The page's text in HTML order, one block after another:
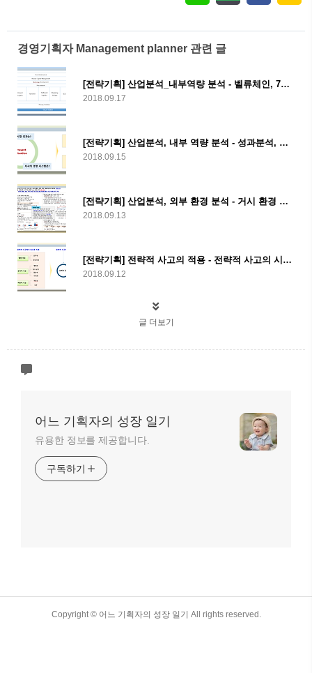
경영기획자 Management planner 관련 글
[전략기획] 산업분석_내부역량 분석 - 벨류체인, 7S 모델, 핵심역량
2018.09.17
[전략기획] 산업분석, 내부 역량 분석 - 성과분석, 재무분석
2018.09.15
[전략기획] 산업분석, 외부 환경 분석 - 거시 환경 분석(PEST 분석)
2018.09.13
[전략기획] 전략적 사고의 적용 - 전략적 사고의 시각화, 시나리오 플래닝
2018.09.12
글 더보기
어느 기획자의 성장 일기
유용한 정보를 제공합니다.
구독하기
Copyright © 어느 기획자의 성장 일기 All rights reserved.
TistoryWhaleSkin3.4